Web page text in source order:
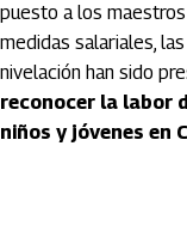
puesto a los
medidas salariales,
nivelación han sido
reconocer la labor
niños y jóvenes en